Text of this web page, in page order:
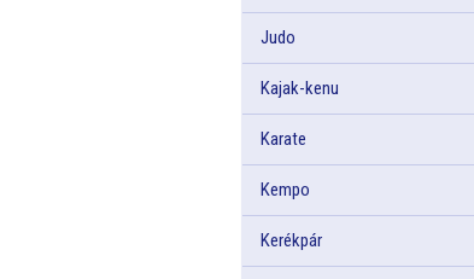
Judo
Kajak-kenu
Karate
Kempo
Kerékpár